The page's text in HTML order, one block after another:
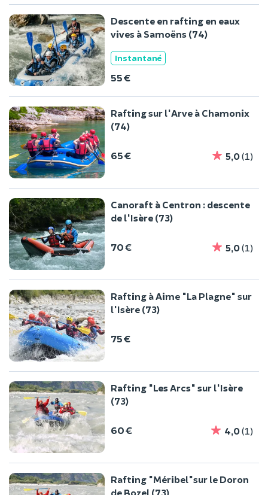
Descente en rafting en eaux
vives à Samoëns (74)
Instantané
55 €
Rafting sur l'Arve à Chamonix
(74)
65 € 5,0(1)
Canoraft à Centron : descente
de l'Isère (73)
70 € 5,0(1)
Rafting à Aime "La Plagne" sur
l'Isère (73)
75 €
Rafting "Les Arcs" sur l'Isère
(73)
60 € 4,0(1)
Rafting "Méribel"sur le Doron
de Bozel (73)